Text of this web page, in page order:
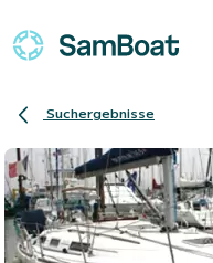
Suchergebnisse